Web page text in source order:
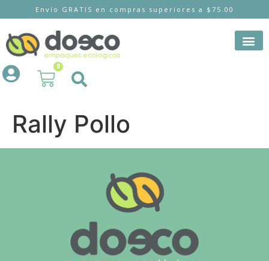
Envío GRATIS en compras superiores a $75.00
0
Rally Pollo